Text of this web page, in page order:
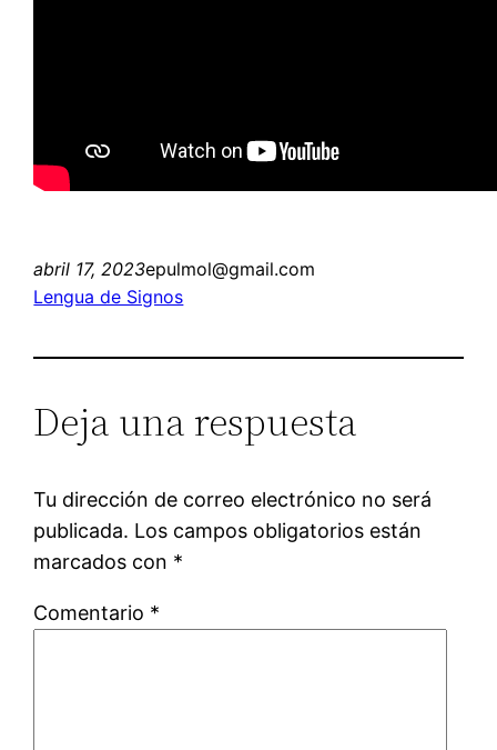
abril 17, 2023epulmol@gmail.com
Lengua de Signos
Deja una respuesta
Tu dirección de correo electrónico no será
publicada. Los campos obligatorios están
marcados con *
Comentario *